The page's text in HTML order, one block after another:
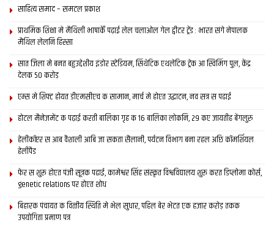
साहित्य समाद – समटल प्रकाश
प्राथमिक शि‍क्षा मे मैथि‍ली भाषाकेँ पढ़ाई लेल चलाओल गेल ट्वीटर ट्रेंड : भारत संगे नेपालक
मैथिल लेलनि हिस्सा
सात जिला मे बनत बहुउद्देशीय इंडोर स्‍टेडि‍यम, सिंथेटिक एथलेटिक ट्रेक आ स्विमिंग पुल, केंद्र
देलक 50 करोड़
एम्स मे शिफ्ट होयत डीएमसीएच क सामान, मार्च मे होएत उद्घाटन, नव सत्र स पढाई
होटल मैनेजमेंट क पढ़ाई करती बालिका गृह क 16 बालिका लोकनि, 29 कए जायतीह बेंगलुरु
हेलीकॉप्टर स आब वैशाली आबि जा सकता सैलानी, पर्यटन विभाग बना रहल अछि कॉमर्शियल
हेलीपैड
फेर स शुरू होएत पंजी सूत्रक पढाई, कामेश्वर सिंह संस्कृत विश्वविद्यालय शुरू करत डिप्लोमा कोर्स,
genetic relations पर होएत शोध
बिहारक पंचायत क वित्‍तीय स्थिति मे भेल सुधार, पहिल बेर भेटत एक हजार करोड़ तकक
उपयोगिता प्रमाण पत्र